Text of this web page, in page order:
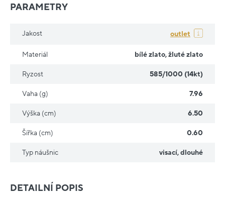
DETAILNÍ POPIS
PARAMETRY
Jakost outlet
Materiál bílé zlato, žluté zlato
Ryzost 585/1000 (14kt)
Vaha (g) 7.96
Výška (cm) 6.50
Šířka (cm) 0.60
Typ náušnic visací, dlouhé